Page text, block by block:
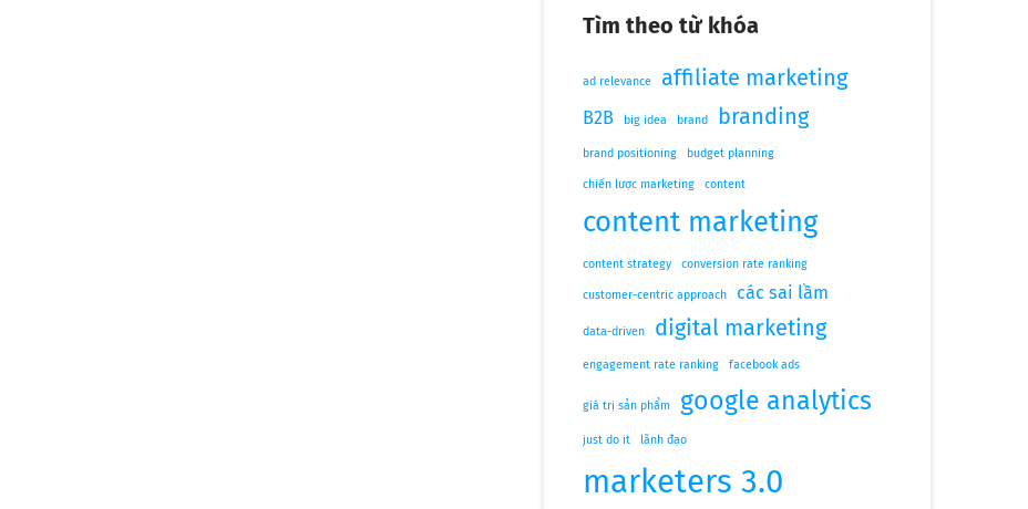
Tìm theo từ khóa
ad relevance affiliate marketing
B2B big idea brand branding
brand positioning budget planning
chiến lược marketing content
content marketing
content strategy conversion rate ranking
customer-centric approach các sai lầm
data-driven digital marketing
engagement rate ranking facebook ads
giá trị sản phẩm google analytics
just do it lãnh đạo
marketers 3.0